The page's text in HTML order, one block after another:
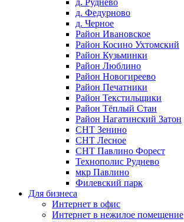
д. Руднёво
д. Федурново
д. Черное
Район Ивановское
Район Косино Ухтомский
Район Кузьминки
Район Люблино
Район Новогиреево
Район Печатники
Район Текстильщики
Район Тёплый Стан
Район Нагатинский Затон
СНТ Зенино
СНТ Лесное
СНТ Павлино Форест
Технополис Руднево
мкр Павлино
Филевский парк
Для бизнеса
Интернет в офис
Интернет в нежилое помещение